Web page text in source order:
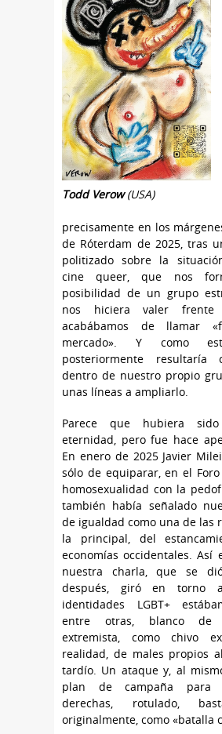
Todd Verow(USA)
precisamente en los
de Róterdam de 2025, tras
politizado sobre la
cine queer, que nos
posibilidad de un grupo
nos hiciera valer
acabábamos de llamar
mercado». Y como
posteriormente resultaría
dentro de nuestro propio
unas líneas a ampliarlo.
Parece que hubiera
eternidad, pero fue hace
En enero de 2025 Javier
sólo de equiparar, en el Foro
homosexualidad con la
también había señalado
de igualdad como una de las
la principal, del
economías occidentales. Así
nuestra charla, que se
después, giró en torno
identidades LGBT+
entre otras, blanco de
extremista, como chivo
realidad, de males propios
tardío. Un ataque y, al
plan de campaña para
derechas, rotulado,
originalmente, como «batalla